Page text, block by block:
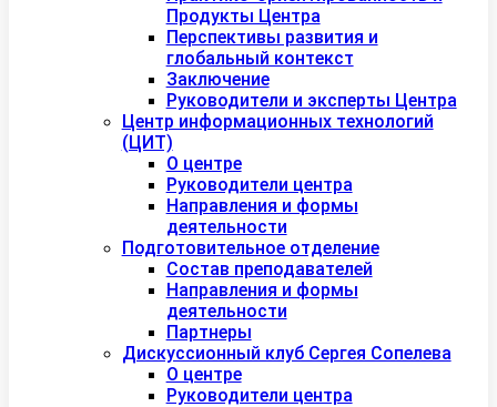
Продукты Центра
Перспективы развития и
глобальный контекст
Заключение
Руководители и эксперты Центра
Центр информационных технологий
(ЦИТ)
О центре
Руководители центра
Направления и формы
деятельности
Подготовительное отделение
Состав преподавателей
Направления и формы
деятельности
Партнеры
Дискуссионный клуб Сергея Сопелева
О центре
Руководители центра